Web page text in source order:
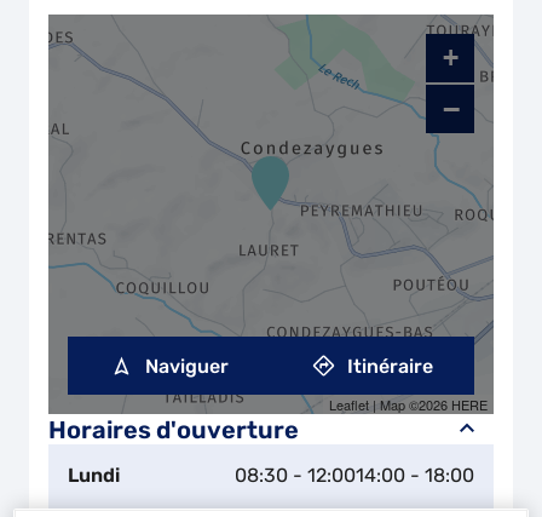
Horaires d'ouverture
Lundi 08:30 - 12:0014:00 - 18:00
+
−
Leaflet | Map ©2026 HERE
Naviguer Itinéraire